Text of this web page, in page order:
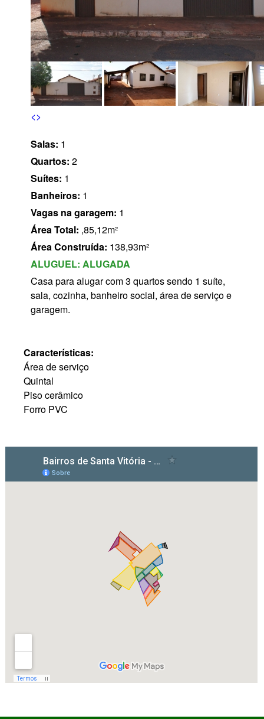
<>
Salas: 1
Quartos: 2
Suítes: 1
Banheiros: 1
Vagas na garagem: 1
Área Total: ,85,12m²
Área Construída: 138,93m²
ALUGUEL: ALUGADA
Casa para alugar com 3 quartos sendo 1 suíte,
sala, cozinha, banheiro social, área de serviço e
garagem.
Características:
Área de serviço
Quintal
Piso cerâmico
Forro PVC